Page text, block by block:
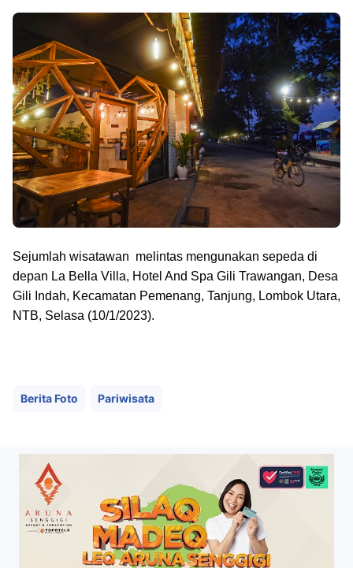
Sejumlah wisatawan melintas mengunakan sepeda di
depan La Bella Villa, Hotel And Spa Gili Trawangan, Desa
Gili Indah, Kecamatan Pemenang, Tanjung, Lombok Utara,
NTB, Selasa (10/1/2023).
Berita Foto Pariwisata